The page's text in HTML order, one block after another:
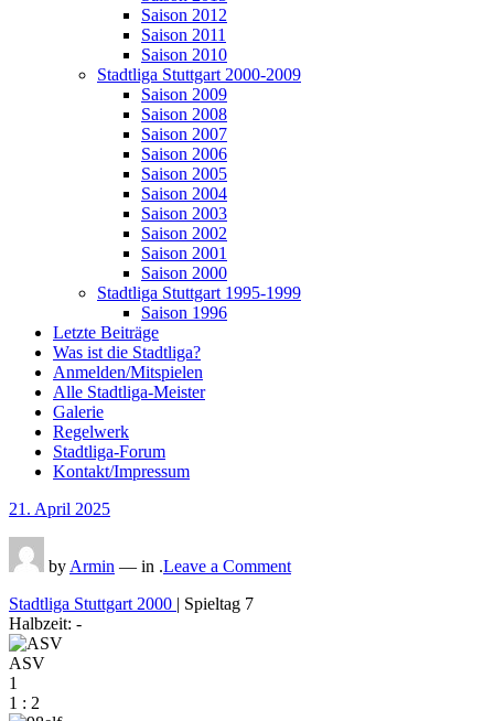
Saison 2012
Saison 2011
Saison 2010
Stadtliga Stuttgart 2000-2009
Saison 2009
Saison 2008
Saison 2007
Saison 2006
Saison 2005
Saison 2004
Saison 2003
Saison 2002
Saison 2001
Saison 2000
Stadtliga Stuttgart 1995-1999
Saison 1996
Letzte Beiträge
Was ist die Stadtliga?
Anmelden/Mitspielen
Alle Stadtliga-Meister
Galerie
Regelwerk
Stadtliga-Forum
Kontakt/Impressum
Posted
21. April 2025
by Armin — in .Leave a Comment
Stadtliga Stuttgart 2000 | Spieltag 7
Halbzeit: -
ASV
1
1 : 2